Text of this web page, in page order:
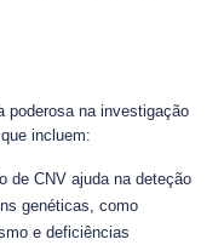
poderosa na investigação
incluem:
de CNV ajuda na deteção
genéticas, como
e deficiências